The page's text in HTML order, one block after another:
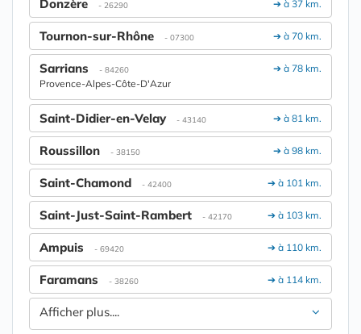
➔ à 37 km.
Donzère - 26290
➔ à 70 km.
Tournon-sur-Rhône - 07300
➔ à 78 km.
Sarrians - 84260
Provence-Alpes-Côte-D'Azur
➔ à 81 km.
Saint-Didier-en-Velay - 43140
➔ à 98 km.
Roussillon - 38150
➔ à 101 km.
Saint-Chamond - 42400
➔ à 103 km.
Saint-Just-Saint-Rambert - 42170
➔ à 110 km.
Ampuis - 69420
➔ à 114 km.
Faramans - 38260
Afficher plus....